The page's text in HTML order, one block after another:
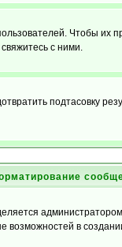
Чтобы их
с ними.
подтасовку
возможностей в